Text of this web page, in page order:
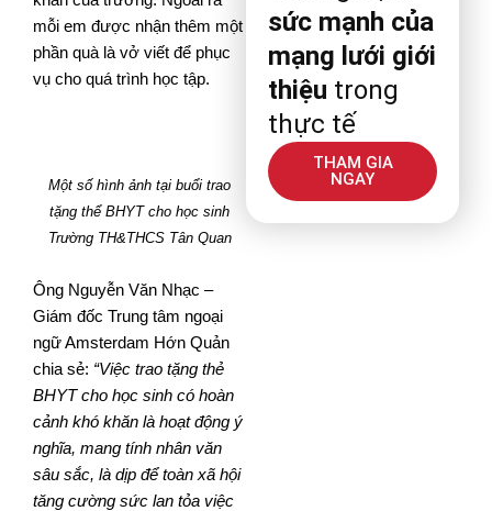
mỗi em được nhận thêm một
phần quà là vở viết để phục
vụ cho quá trình học tập.
Một số hình ảnh tại buổi trao
tặng thể BHYT cho học sinh
Trường TH&THCS Tân Quan
Ông Nguyễn Văn Nhạc –
Giám đốc Trung tâm ngoại
ngữ Amsterdam Hớn Quản
chia sẻ: “Việc trao tặng thẻ
BHYT cho học sinh có hoàn
cảnh khó khăn là hoạt động ý
nghĩa, mang tính nhân văn
sâu sắc, là dịp để toàn xã hội
tăng cường sức lan tỏa việc
sức mạnh của
mạng lưới giới
thiệu trong
thực tế
THAM GIA
NGAY